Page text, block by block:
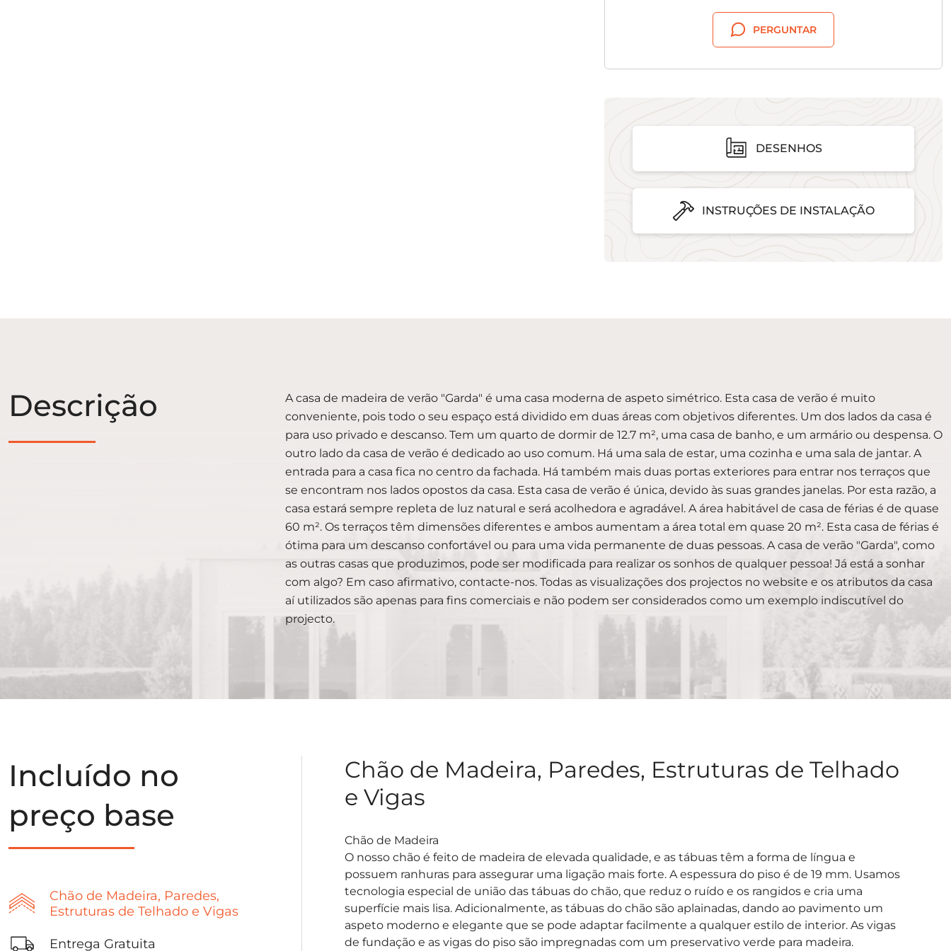
PERGUNTAR
DESENHOS
INSTRUÇÕES DE INSTALAÇÃO
Descrição
A casa de madeira de verão "Garda" é uma casa moderna de aspeto simétrico. Esta casa de verão é muito
conveniente, pois todo o seu espaço está dividido em duas áreas com objetivos diferentes. Um dos lados da casa é
para uso privado e descanso. Tem um quarto de dormir de 12.7 m², uma casa de banho, e um armário ou despensa. O
outro lado da casa de verão é dedicado ao uso comum. Há uma sala de estar, uma cozinha e uma sala de jantar. A
entrada para a casa fica no centro da fachada. Há também mais duas portas exteriores para entrar nos terraços que
se encontram nos lados opostos da casa. Esta casa de verão é única, devido às suas grandes janelas. Por esta razão, a
casa estará sempre repleta de luz natural e será acolhedora e agradável. A área habitável de casa de férias é de quase
60 m². Os terraços têm dimensões diferentes e ambos aumentam a área total em quase 20 m². Esta casa de férias é
ótima para um descanso confortável ou para uma vida permanente de duas pessoas. A casa de verão "Garda", como
as outras casas que produzimos, pode ser modificada para realizar os sonhos de qualquer pessoa! Já está a sonhar
com algo? Em caso afirmativo, contacte-nos. Todas as visualizações dos projectos no website e os atributos da casa
aí utilizados são apenas para fins comerciais e não podem ser considerados como um exemplo indiscutível do
projecto.
Incluído no
preço base
Chão de Madeira, Paredes,
Estruturas de Telhado e Vigas
Entrega Gratuita
Chão de Madeira, Paredes, Estruturas de Telhado
e Vigas
Chão de Madeira
O nosso chão é feito de madeira de elevada qualidade, e as tábuas têm a forma de língua e
possuem ranhuras para assegurar uma ligação mais forte. A espessura do piso é de 19 mm. Usamos
tecnologia especial de união das tábuas do chão, que reduz o ruído e os rangidos e cria uma
superfície mais lisa. Adicionalmente, as tábuas do chão são aplainadas, dando ao pavimento um
aspeto moderno e elegante que se pode adaptar facilmente a qualquer estilo de interior. As vigas
de fundação e as vigas do piso são impregnadas com um preservativo verde para madeira.